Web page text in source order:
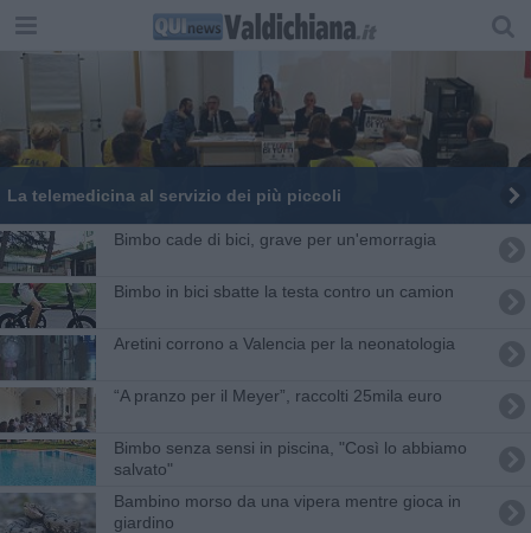
La telemedicina al servizio dei più piccoli
Bimbo cade di bici, grave per un'emorragia
Bimbo in bici sbatte la testa contro un camion
Aretini corrono a Valencia per la neonatologia
“A pranzo per il Meyer”, raccolti 25mila euro
Bimbo senza sensi in piscina, "Così lo abbiamo
salvato"
Bambino morso da una vipera mentre gioca in
giardino